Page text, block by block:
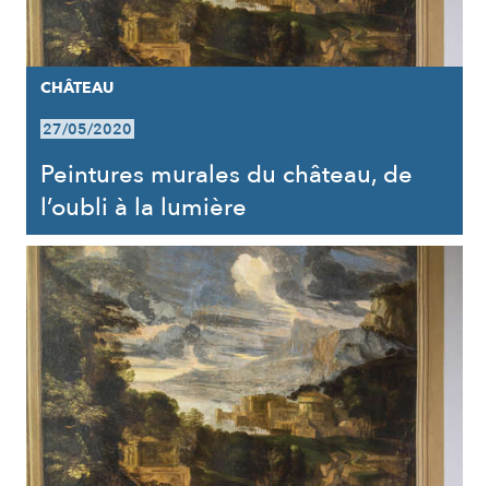
CHÂTEAU
27/05/2020
Peintures murales du château, de
l’oubli à la lumière